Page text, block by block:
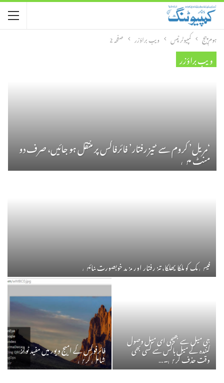
ہوم پیج کمپیوٹر ٹپس ویب براؤزر صفحہ 2
ویب براؤزر
‘مریل’ کروم سے ‘تیز رفتار’ فائرفاکس پر منتقل ہو جائیں، صرف دو
منٹ میں
فیس بک کو ہلکا پھلکا، تیز رفتار اور مزید خوبصورت بنائیں
جی میل سے بھیجی ای میل وصول
کنندہ کے میل باکس سے کسی بھی
وقت حذف کریں۔…
فائرفوکس کے امیج ویور میں مفید ٹولز
شامل کریں